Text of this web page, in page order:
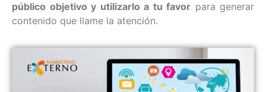
público objetivo y utilizarlo a tu favor para generar
contenido que llame la atención.